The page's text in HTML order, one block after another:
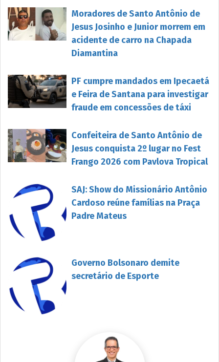
Moradores de Santo Antônio de
Jesus Josinho e Junior morrem em
acidente de carro na Chapada
Diamantina
PF cumpre mandados em Ipecaetá
e Feira de Santana para investigar
fraude em concessões de táxi
Confeiteira de Santo Antônio de
Jesus conquista 2º lugar no Fest
Frango 2026 com Pavlova Tropical
SAJ: Show do Missionário Antônio
Cardoso reúne famílias na Praça
Padre Mateus
Governo Bolsonaro demite
secretário de Esporte